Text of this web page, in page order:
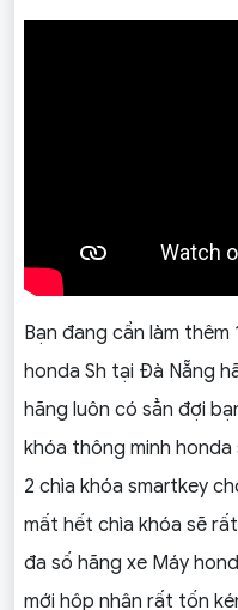
Bạn đang cần làm thêm
honda Sh tại Đà Nẵng
hãng luôn có sẳn đợi
khóa thông minh
2 chìa khóa smartkey
mất hết chìa khóa sẽ
đa số hãng xe Máy
mới hộp nhận rất tốn